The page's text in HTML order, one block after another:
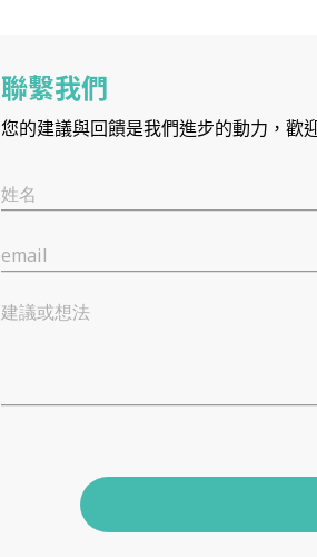
聯繫我們
您的建議與回饋是我們進步的動力，歡
姓名
email
建議或想法